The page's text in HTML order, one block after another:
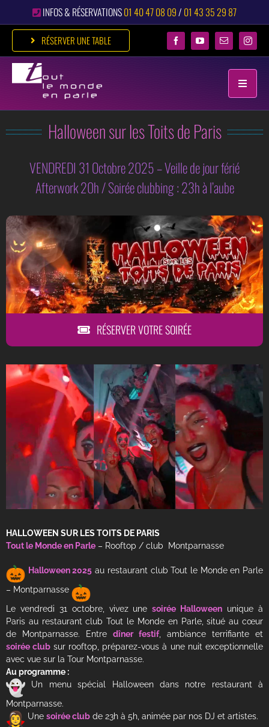
contenu
INFOS & RÉSERVATIONS01 40 47 08 09/ 01 43 35 29 87
RÉSERVER UNE TABLE
Toggle
ACCUEIL
DÎNER FESTIF
CLUB
GALERIE
BLOG
RESERVER UNE TABLE
Halloween sur les Toits de Paris
VENDREDI 31 Octobre 2025 – Veille de jour férié
Afterwork 20h / Soirée clubbing : 23h à l’aube
RÉSERVER VOTRE SOIRÉE
HALLOWEEN SUR LES TOITS DE PARIS
Tout le Monde en Parle– Rooftop / club Montparnasse
Halloween 2025 au restaurant club Tout le Monde en Parle
– Montparnasse
Le vendredi 31 octobre, vivez unesoirée Halloween unique à
Paris au restaurant club Tout le Monde en Parle, situé au cœur
de Montparnasse. Entre dîner festif, ambiance terrifiante et
soirée club sur rooftop, préparez-vous à une nuit exceptionnelle
avec vue sur la Tour Montparnasse.
Au programme :
Un menu spécial Halloween dans notre restaurant à
Montparnasse.
Une soirée clubde 23h à 5h, animée par nos DJ et artistes.